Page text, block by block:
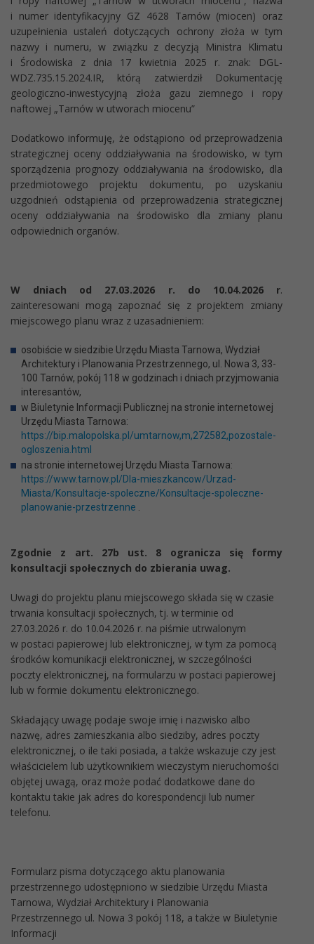
i numer identyfikacyjny GZ 4628 Tarnów (miocen) oraz
uzupełnienia ustaleń dotyczących ochrony złoża w tym
nazwy i numeru, w związku z decyzją Ministra Klimatu
i Środowiska z dnia 17 kwietnia 2025 r. znak: DGL-
WDZ.735.15.2024.IR, którą zatwierdził Dokumentację
geologiczno-inwestycyjną złoża gazu ziemnego i ropy
naftowej „Tarnów w utworach miocenu”
Dodatkowo informuję, że odstąpiono od przeprowadzenia
strategicznej oceny oddziaływania na środowisko, w tym
sporządzenia prognozy oddziaływania na środowisko, dla
przedmiotowego projektu dokumentu, po uzyskaniu
uzgodnień odstąpienia od przeprowadzenia strategicznej
oceny oddziaływania na środowisko dla zmiany planu
odpowiednich organów.
W dniach od 27.03.2026 r. do 10.04.2026 r.
zainteresowani mogą zapoznać się z projektem zmiany
miejscowego planu wraz z uzasadnieniem:
osobiście w siedzibie Urzędu Miasta Tarnowa, Wydział
Architektury i Planowania Przestrzennego, ul. Nowa 3, 33-
100 Tarnów, pokój 118 w godzinach i dniach przyjmowania
interesantów,
w Biuletynie Informacji Publicznej na stronie internetowej
Urzędu Miasta Tarnowa:
https://bip.malopolska.pl/umtarnow,m,272582,pozostale-
ogloszenia.html
na stronie internetowej Urzędu Miasta Tarnowa:
https://www.tarnow.pl/Dla-mieszkancow/Urzad-
Miasta/Konsultacje-spoleczne/Konsultacje-spoleczne-
planowanie-przestrzenne
Zgodnie z art. 27b ust. 8 ogranicza się formy
konsultacji społecznych do zbierania uwag.
Uwagi do projektu planu miejscowego składa się w czasie
trwania konsultacji społecznych, tj. w terminie od
27.03.2026 r. do 10.04.2026 r. na piśmie utrwalonym
w postaci papierowej lub elektronicznej, w tym za pomocą
środków komunikacji elektronicznej, w szczególności
poczty elektronicznej, na formularzu w postaci papierowej
lub w formie dokumentu elektronicznego.
Składający uwagę podaje swoje imię i nazwisko albo
nazwę, adres zamieszkania albo siedziby, adres poczty
elektronicznej, o ile taki posiada, a także wskazuje czy jest
właścicielem lub użytkownikiem wieczystym nieruchomości
objętej uwagą, oraz może podać dodatkowe dane do
kontaktu takie jak adres do korespondencji lub numer
telefonu.
Formularz pisma dotyczącego aktu planowania
przestrzennego udostępniono w siedzibie Urzędu Miasta
Tarnowa, Wydział Architektury i Planowania
Przestrzennego ul. Nowa 3 pokój 118, a także w Biuletynie
Informacji